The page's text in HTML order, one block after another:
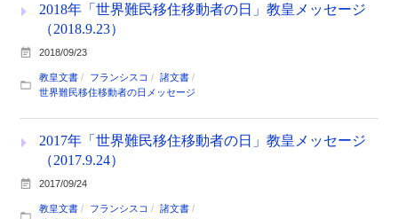
2018年「世界難民移住移動者の日」教皇メッセージ
（2018.9.23）
2018/09/23
教皇文書 フランシスコ
諸文書
世界難民移住移動者の日メッセージ
2017年「世界難民移住移動者の日」教皇メッセージ
（2017.9.24）
2017/09/24
教皇文書 フランシスコ
諸文書